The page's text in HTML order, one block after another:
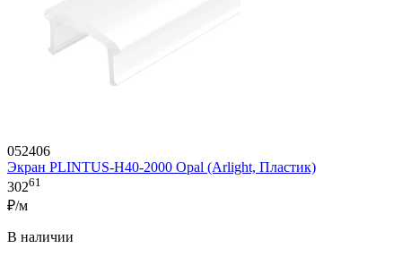
052406
Экран PLINTUS-H40-2000 Opal (Arlight, Пластик)
30261
₽/м
В наличии